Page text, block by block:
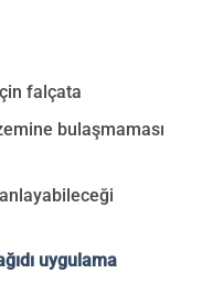
falçata
bulaşmaması
uygulama